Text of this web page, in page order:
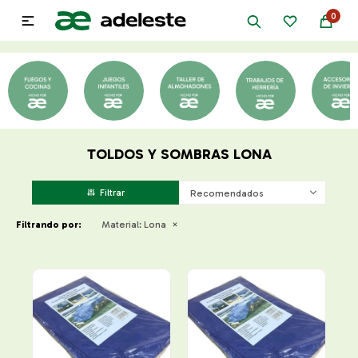
0

TOLDOS Y SOMBRAS LONA
Recomendados
Filtrando por: Material: Lona